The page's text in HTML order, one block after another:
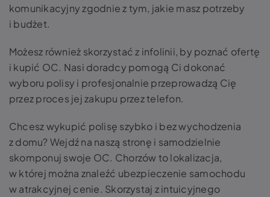
komunikacyjny zgodnie z tym, jakie masz potrzeby
i budżet.
Możesz również skorzystać z infolinii, by poznać ofertę
i kupić OC. Nasi doradcy pomogą Ci dokonać
wyboru polisy i profesjonalnie przeprowadzą Cię
przez proces jej zakupu przez telefon.
Chcesz wykupić polisę szybko i bez wychodzenia
z domu? Wejdź na naszą stronę i samodzielnie
skomponuj swoje OC. Chorzów to lokalizacja,
w której można znaleźć ubezpieczenie samochodu
w atrakcyjnej cenie. Skorzystaj z intuicyjnego